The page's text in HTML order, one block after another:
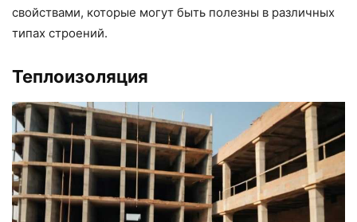
свойствами, которые могут быть полезны в различных
типах строений.
Теплоизоляция